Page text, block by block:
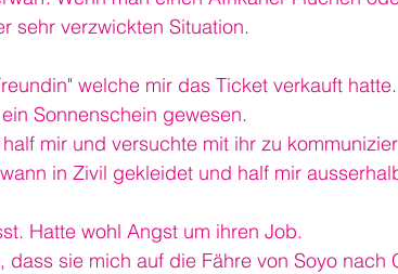
sehr verzwickten Situation.
welche mir das Ticket verkauft
Sonnenschein gewesen.
mir und versuchte mit ihr zu
in Zivil gekleidet und half mir
Hatte wohl Angst um ihren Job.
dass sie mich auf die Fähre von Soyo nach